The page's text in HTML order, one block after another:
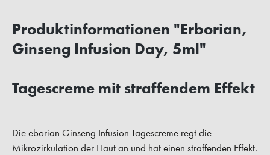
Produktinformationen "Erborian,
Ginseng Infusion Day, 5ml"
Tagescreme mit straffendem Effekt
Die eborian Ginseng Infusion Tagescreme regt die
Mikrozirkulation der Haut an und hat einen straffenden Effekt.